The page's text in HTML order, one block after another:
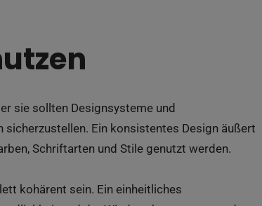
sie sollten Designsysteme und
Ein konsistentes Design äußert
Schriftarten und Stile genutzt werden.
kohärent sein. Ein einheitliches